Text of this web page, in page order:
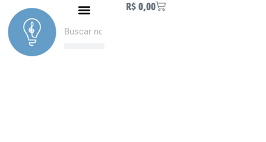
para
conteúdo
Pesquisar
R$0,00Carrinho
Partitura
Melódica
Atraiu